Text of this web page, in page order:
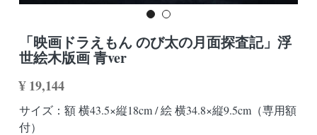
検索
「映画ドラえもん のび太の月面探査記」浮
世絵木版画 青ver
¥ 19,144
サイズ：額 横43.5×縦18cm / 絵 横34.8×縦9.5cm（専用額
付）
ドラえもんシリーズ